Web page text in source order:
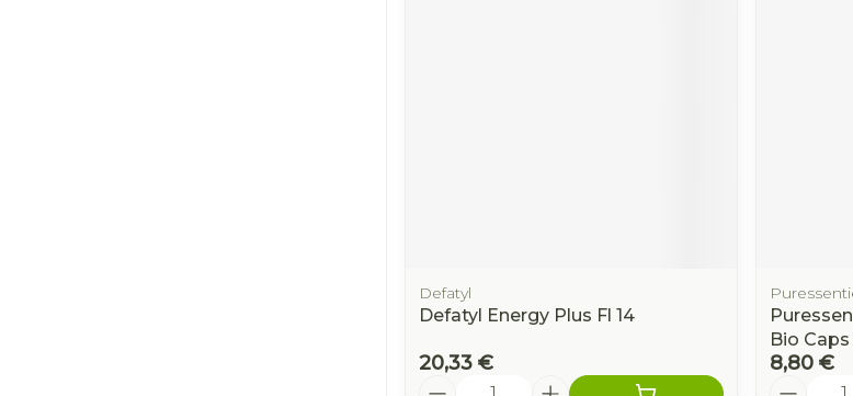
Defatyl
Defatyl Energy Plus Fl 14
20,33 €
Quantité
Bio
8,80 €
Quantité